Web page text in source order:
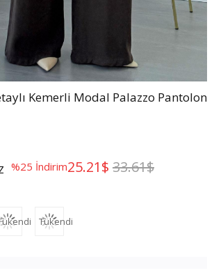
Kemerli Modal Palazzo Pantolon
%25 İndirim 33.61$
25.21$
Tükendi